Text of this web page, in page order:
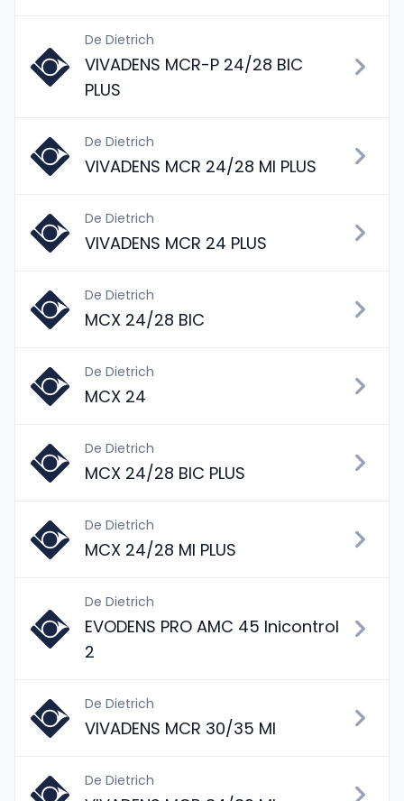
De Dietrich
VIVADENS MCR-P 24/28 BIC
PLUS
De Dietrich
VIVADENS MCR 24/28 MI PLUS
De Dietrich
VIVADENS MCR 24 PLUS
De Dietrich
MCX 24/28 BIC
De Dietrich
MCX 24
De Dietrich
MCX 24/28 BIC PLUS
De Dietrich
MCX 24/28 MI PLUS
De Dietrich
EVODENS PRO AMC 45 Inicontrol
2
De Dietrich
VIVADENS MCR 30/35 MI
De Dietrich